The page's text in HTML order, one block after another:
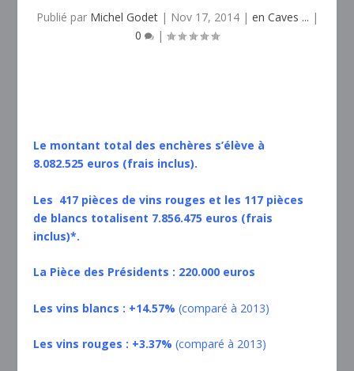
Publié par Michel Godet| Nov 17, 2014| en Caves ... |
0
|
Le montant total des enchères s’élève à
8.082.525 euros (frais inclus).
Les 417 pièces de vins rouges et les 117 pièces
de blancs totalisent 7.856.475 euros (frais
inclus)*.
La Pièce des Présidents : 220.000 euros
Les vins blancs : +14.57%(comparé à 2013)
Les vins rouges : +3.37%(comparé à 2013)